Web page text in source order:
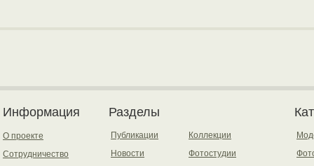
Информация
О проекте
Сотрудничество
Разделы
Публикации
Новости
Коллекции
Фотостудии